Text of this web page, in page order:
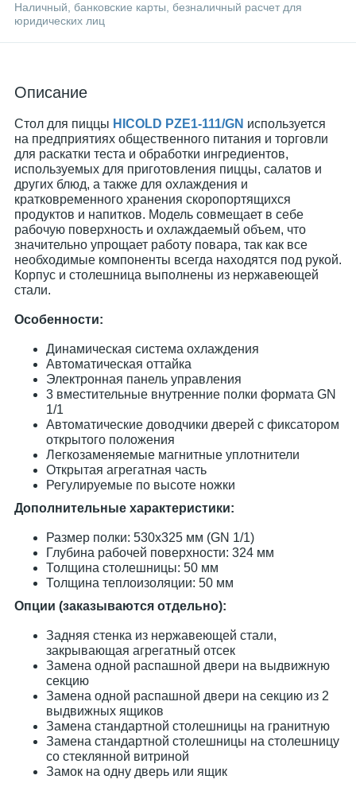
Наличный, банковские карты, безналичный расчет для
юридических лиц
Описание
Стол для пиццы HICOLD PZE1-111/GN используется
на предприятиях общественного питания и торговли
для раскатки теста и обработки ингредиентов,
используемых для приготовления пиццы, салатов и
других блюд, а также для охлаждения и
кратковременного хранения скоропортящихся
продуктов и напитков. Модель совмещает в себе
рабочую поверхность и охлаждаемый объем, что
значительно упрощает работу повара, так как все
необходимые компоненты всегда находятся под рукой.
Корпус и столешница выполнены из нержавеющей
стали.
Особенности:
Динамическая система охлаждения
Автоматическая оттайка
Электронная панель управления
3 вместительные внутренние полки формата GN
1/1
Автоматические доводчики дверей с фиксатором
открытого положения
Легкозаменяемые магнитные уплотнители
Открытая агрегатная часть
Регулируемые по высоте ножки
Дополнительные характеристики:
Размер полки: 530х325 мм (GN 1/1)
Глубина рабочей поверхности: 324 мм
Толщина столешницы: 50 мм
Толщина теплоизоляции: 50 мм
Опции (заказываются отдельно):
Задняя стенка из нержавеющей стали,
закрывающая агрегатный отсек
Замена одной распашной двери на выдвижную
секцию
Замена одной распашной двери на секцию из 2
выдвижных ящиков
Замена стандартной столешницы на гранитную
Замена стандартной столешницы на столешницу
со стеклянной витриной
Замок на одну дверь или ящик